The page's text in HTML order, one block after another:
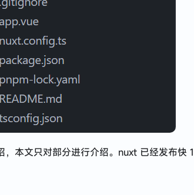
本文只对部分进行介绍。nuxt 已经发布快